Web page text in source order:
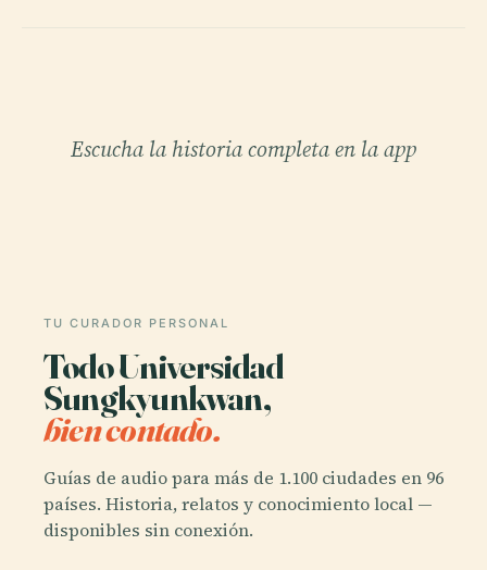
Escucha la historia completa en la app
TU CURADOR PERSONAL
Todo Universidad
Sungkyunkwan,
bien contado.
Guías de audio para más de 1.100 ciudades en 96
países. Historia, relatos y conocimiento local —
disponibles sin conexión.